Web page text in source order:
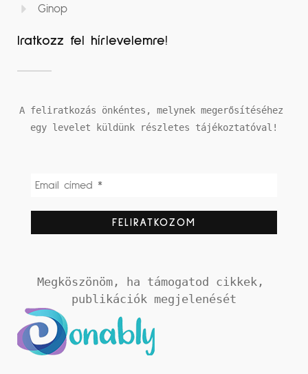
Ginop
Iratkozz fel hírlevelemre!
A feliratkozás önkéntes, melynek megerősítéséhez
egy levelet küldünk részletes tájékoztatóval!
Megköszönöm, ha támogatod cikkek,
publikációk megjelenését